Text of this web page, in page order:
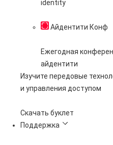
identity
Айдентити Конф
Ежегодная
айдентити
Изучите передовые
и управления доступом
Скачать буклет
Поддержка